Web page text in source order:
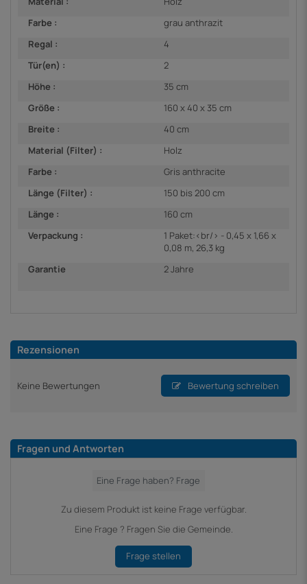
Farbe :
grau anthrazit
Regal :
4
Tür(en) :
2
Höhe :
35 cm
Größe :
160 x 40 x 35 cm
Breite :
40 cm
Material (Filter) :
Holz
Farbe :
Gris anthracite
Länge (Filter) :
150 bis 200 cm
Länge :
160 cm
Verpackung :
1 Paket:<br/> - 0,45 x 1,66 x
0,08 m, 26,3 kg
Garantie
2 Jahre
Rezensionen
Keine Bewertungen Bewertung schreiben
Fragen und Antworten
Zu diesem Produkt ist keine Frage verfügbar.
Eine Frage ? Fragen Sie die Gemeinde.
Frage stellen